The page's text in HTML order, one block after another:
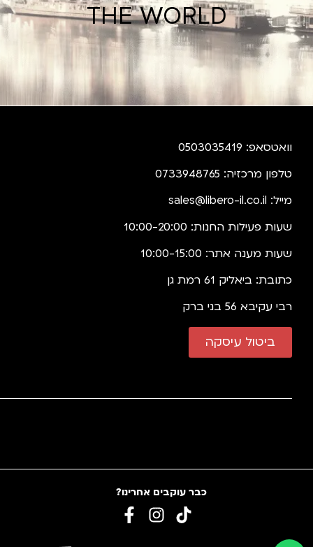
THE WORLD
וואטסאפ: 0503035419
טלפון מרכזיה: 0733948765
מייל: sales@libero-il.co.il
שעות פעילות החנות: 10:00-20:00
שעות מענה אתר: 10:00-15:00
כתובת: ביאליק 61 רמת גן
רבי עקיבא 56 בני ברק
ביטול עיסקה
כבר עוקבים אחרינו?